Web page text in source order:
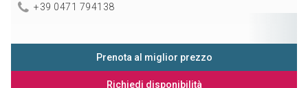
+39 0471 794138
Prenota al miglior prezzo
Richiedi disponibilità